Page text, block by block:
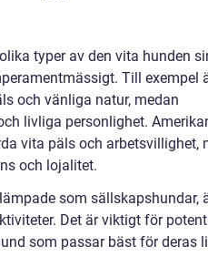
typer av den vita hunden
Till exempel
och vänliga natur, medan
livliga personlighet.
vita päls och arbetsvillighet,
och lojalitet.
som sällskapshundar,
Det är viktigt för
som passar bäst för deras